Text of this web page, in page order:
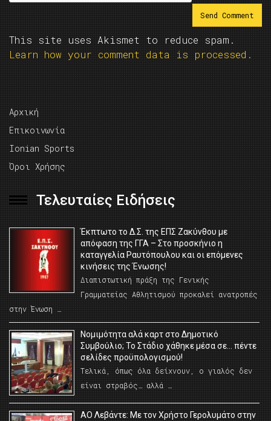
This site uses Akismet to reduce spam.
Learn how your comment data is processed.
Αρχική
Επικοινωνία
Ionian Sports
Όροι Χρήσης
Τελευταίες Ειδήσεις
Έκπτωτο το Δ.Σ. της ΕΠΣ Ζακύνθου με
απόφαση της ΓΓΑ – Στο προσκήνιο η
καταγγελία Ραυτόπουλου και οι επόμενες
κινήσεις της Ένωσης!
Διαπιστωτική πράξη της Γενικής
Γραμματείας Αθλητισμού προκαλεί ανατροπές
στην Ένωση …
Νομιμότητα αλά καρτ στο Δημοτικό
Συμβούλιο; Το Στάδιο χάθηκε μέσα σε… πέντε
σελίδες προϋπολογισμού!
Τελικά, όπως όλα δείχνουν, ο γιαλός δεν
είναι στραβός… αλλά …
ΑΟ Λεβάντε: Με τον Χρήστο Γερολυμάτο στην